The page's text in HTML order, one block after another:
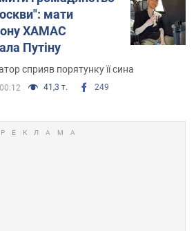
мати
ХАМАС
Путіну
сприяв порятунку її сина
41,3 т. 249